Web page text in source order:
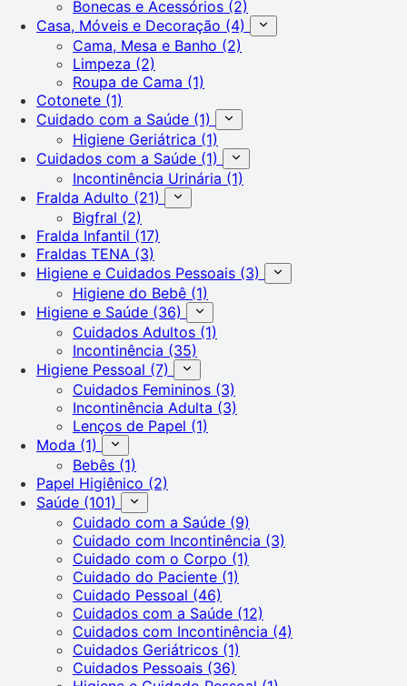
Bonecas e Acessórios (2)
Casa, Móveis e Decoração (4)
Cama, Mesa e Banho (2)
Limpeza (2)
Roupa de Cama (1)
Cotonete (1)
Cuidado com a Saúde (1)
Higiene Geriátrica (1)
Cuidados com a Saúde (1)
Incontinência Urinária (1)
Fralda Adulto (21)
Bigfral (2)
Fralda Infantil (17)
Fraldas TENA (3)
Higiene e Cuidados Pessoais (3)
Higiene do Bebê (1)
Higiene e Saúde (36)
Cuidados Adultos (1)
Incontinência (35)
Higiene Pessoal (7)
Cuidados Femininos (3)
Incontinência Adulta (3)
Lenços de Papel (1)
Moda (1)
Bebês (1)
Papel Higiênico (2)
Saúde (101)
Cuidado com a Saúde (9)
Cuidado com Incontinência (3)
Cuidado com o Corpo (1)
Cuidado do Paciente (1)
Cuidado Pessoal (46)
Cuidados com a Saúde (12)
Cuidados com Incontinência (4)
Cuidados Geriátricos (1)
Cuidados Pessoais (36)